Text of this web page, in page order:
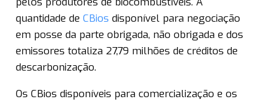
quantidade de CBios disponível para negociação
em posse da parte obrigada, não obrigada e dos
emissores totaliza 27,79 milhões de créditos de
descarbonização.
Os CBios disponíveis para comercialização e os